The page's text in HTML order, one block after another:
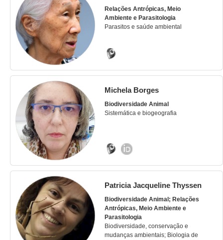
Relações Antrópicas, Meio
Ambiente e Parasitologia
Parasitos e saúde ambiental
Michela Borges
Biodiversidade Animal
Sistemática e biogeografia
Patricia Jacqueline Thyssen
Biodiversidade Animal; Relações
Antrópicas, Meio Ambiente e
Parasitologia
Biodiversidade, conservação e
mudanças ambientais; Biologia de